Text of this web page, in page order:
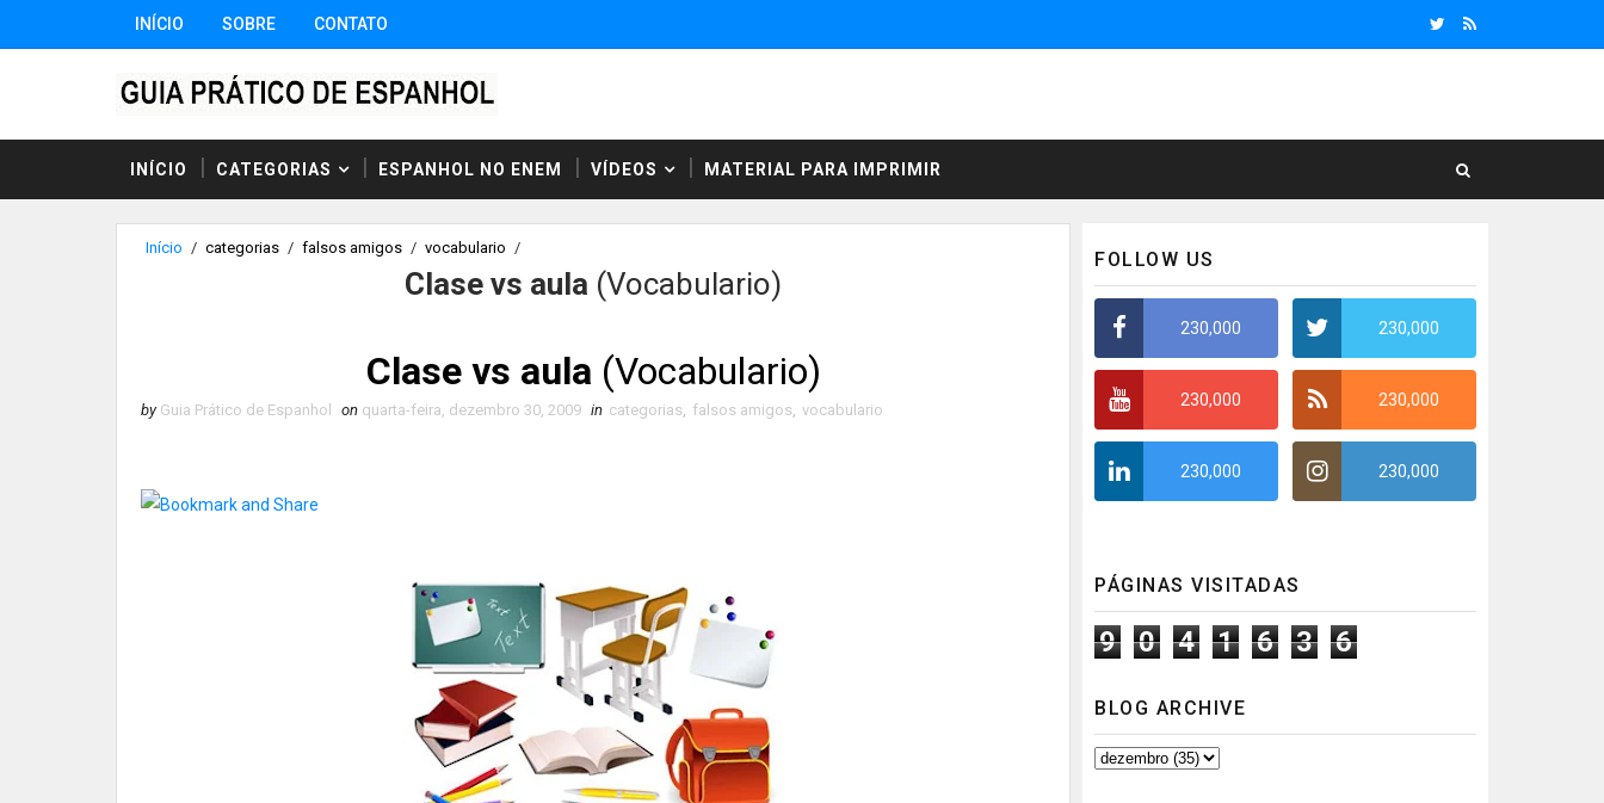
INÍCIO SOBRE CONTATO
INÍCIO CATEGORIAS ESPANHOL NO ENEM VÍDEOS MATERIAL PARA IMPRIMIR
Início / categorias / falsos amigos / vocabulario /
Clase vs aula (Vocabulario)
Clase vs aula (Vocabulario)
by Guia Prático de Espanhol on quarta-feira, dezembro 30, 2009 in categorias, falsos amigos, vocabulario
FOLLOW US
230,000 230,000
230,000 230,000
230,000 230,000
PÁGINAS VISITADAS
9 0 4 1 6 3 6
BLOG ARCHIVE